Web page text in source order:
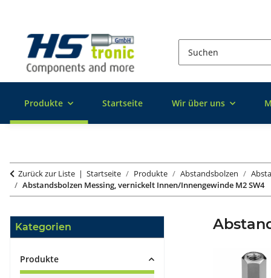
Produkte Startseite Wir über uns
Zurück zur Liste Startseite Produkte Abstandsbolzen
Abstandsbolzen Messing, vernickelt Innen/Innengewinde M2 SW4
Kategorien
Produkte